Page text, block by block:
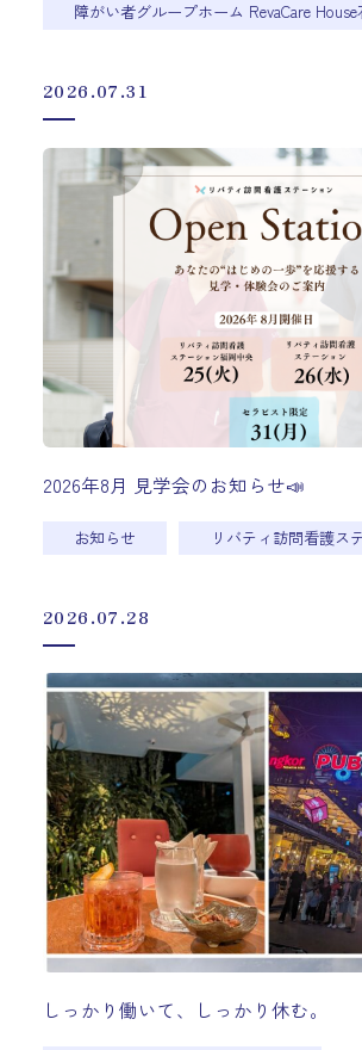
障がい者グループホーム RevaCare
2026.07.31
2026年8月 見学会のお知らせ📣
お知らせ リバティ訪問看護ス
2026.07.28
しっかり働いて、しっかり休む。